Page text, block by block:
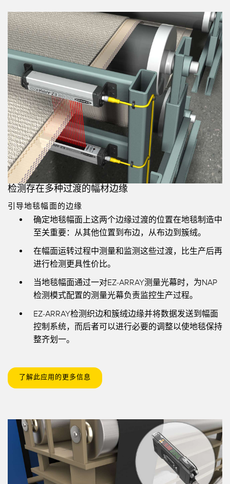
检测存在多种过渡的幅材边缘
引导地毯幅面的边缘
确定地毯幅面上这两个边缘过渡的位置在地毯制造中
至关重要：从其他位置到布边，从布边到簇绒。
在幅面运转过程中测量和监测这些过渡，比生产后再
进行检测更具性价比。
当地毯幅面通过一对EZ-ARRAY测量光幕时，为NAP
检测模式配置的测量光幕负责监控生产过程。
EZ-ARRAY检测织边和簇绒边缘并将数据发送到幅面
控制系统，而后者可以进行必要的调整以使地毯保持
整齐划一。
了解此应用的更多信息